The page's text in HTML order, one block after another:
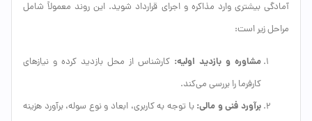
آمادگی بیشتری وارد مذاکره و اجرای قرارداد شوید. این روند معمولاً شامل
مراحل زیر است:
مشاوره و بازدید اولیه: کارشناس از محل بازدید کرده و نیازهای
کارفرما را بررسی می‌کند.
برآورد فنی و مالی: با توجه به کاربری، ابعاد و نوع سوله، برآورد هزینه